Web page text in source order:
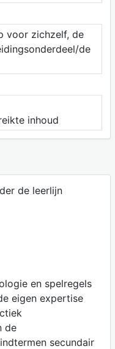
voor zichzelf, de
de
inhoud
de leerlijn
en spelregels
eigen expertise
de
secundair